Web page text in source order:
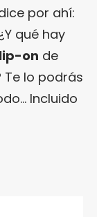
por ahí:
qué hay
on de
lo podrás
Incluido